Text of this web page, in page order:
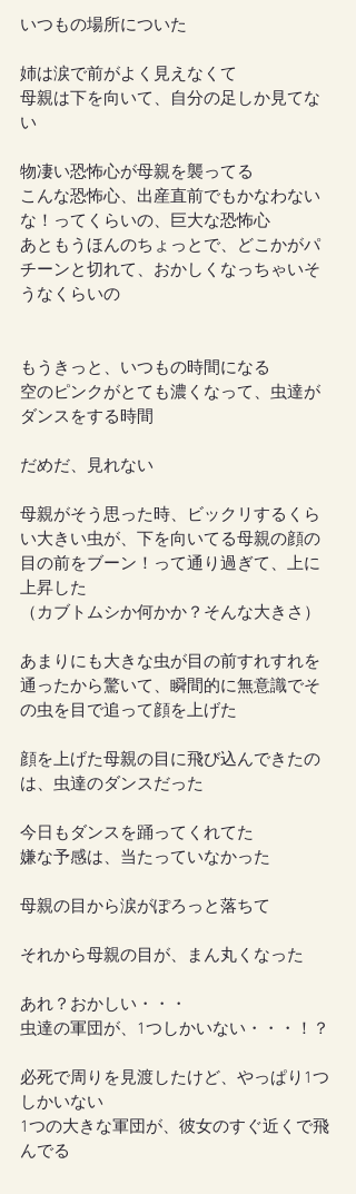
いつもの場所についた
姉は涙で前がよく見えなくて
母親は下を向いて、自分の足しか見てな
い
物凄い恐怖心が母親を襲ってる
こんな恐怖心、出産直前でもかなわない
な！ってくらいの、巨大な恐怖心
あともうほんのちょっとで、どこかがパ
チーンと切れて、おかしくなっちゃいそ
うなくらいの
もうきっと、いつもの時間になる
空のピンクがとても濃くなって、虫達が
ダンスをする時間
だめだ、見れない
母親がそう思った時、ビックリするくら
い大きい虫が、下を向いてる母親の顔の
目の前をブーン！って通り過ぎて、上に
上昇した
（カブトムシか何かか？そんな大きさ）
あまりにも大きな虫が目の前すれすれを
通ったから驚いて、瞬間的に無意識でそ
の虫を目で追って顔を上げた
顔を上げた母親の目に飛び込んできたの
は、虫達のダンスだった
今日もダンスを踊ってくれてた
嫌な予感は、当たっていなかった
母親の目から涙がぽろっと落ちて
それから母親の目が、まん丸くなった
あれ？おかしい・・・
虫達の軍団が、1つしかいない・・・！？
必死で周りを見渡したけど、やっぱり1つ
しかいない
1つの大きな軍団が、彼女のすぐ近くで飛
んでる